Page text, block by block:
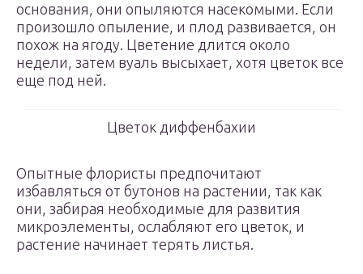
основания, они опыляются насекомыми. Если
произошло опыление, и плод развивается, он
похож на ягоду. Цветение длится около
недели, затем вуаль высыхает, хотя цветок все
еще под ней.
Цветок диффенбахии
Опытные флористы предпочитают
избавляться от бутонов на растении, так как
они, забирая необходимые для развития
микроэлементы, ослабляют его цветок, и
растение начинает терять листья.